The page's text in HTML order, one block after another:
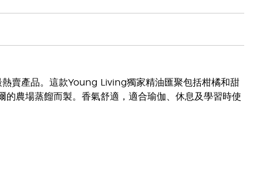
賣產品。這款Young Living獨家精油匯聚包括柑橘和甜
農場蒸餾而製。香氣舒適，適合瑜伽、休息及學習時使